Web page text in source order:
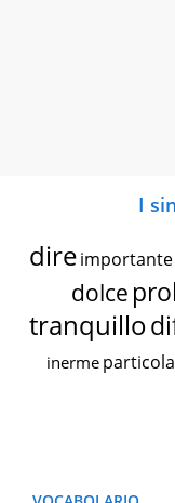
I
dire importante
dolce
tranquillo
inerme